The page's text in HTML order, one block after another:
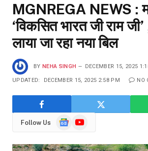
MGNREGA NEWS :
‘विकसित भारत जी राम
लाया जा रहा नया बिल
BY NEHA SINGH DECEMBER 15, 2025
UPDATED: DECEMBER 15, 2025 2:58 PM NO
Follow Us
GoogleYouTube